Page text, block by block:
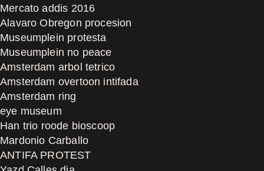
Mercato addis 2016
Alavaro Obregon procesion
Museumplein protesta
Museumplein no peace
Amsterdam arbol tetrico
Amsterdam overtoon intifada
Amsterdam ring
eye museum
Han trio roode bioscoop
Mardonio Carballo
ANTIFA PROTEST